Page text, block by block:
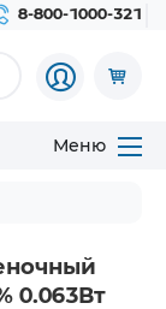
8-800-1000-321
Меню
0.063Вт